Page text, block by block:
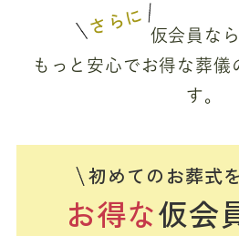
さらに 仮会員なら
もっと安心でお得な葬儀
す。
初めてのお葬式
お得な仮会